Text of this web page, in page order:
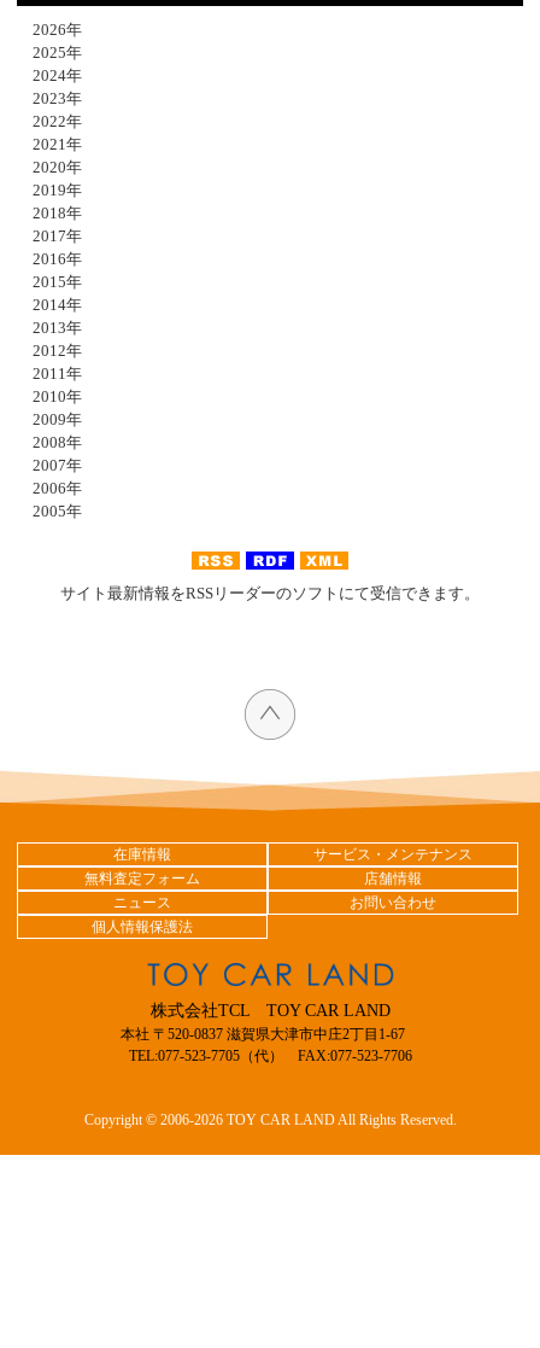
2026年
2025年
2024年
2023年
2022年
2021年
2020年
2019年
2018年
2017年
2016年
2015年
2014年
2013年
2012年
2011年
2010年
2009年
2008年
2007年
2006年
2005年
サイト最新情報をRSSリーダーのソフトにて受信できます。
在庫情報
サービス・メンテナンス
無料査定フォーム
店舗情報
ニュース
お問い合わせ
個人情報保護法
株式会社TCL TOY CAR LAND
本社 〒520-0837 滋賀県大津市中庄2丁目1-67
TEL:077-523-7705（代） FAX:077-523-7706
Copyright © 2006-2026 TOY CAR LAND All Rights Reserved.